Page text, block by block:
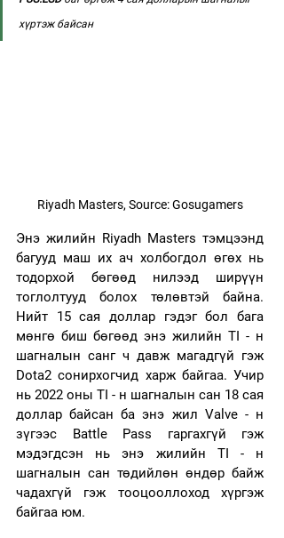
хүртэж байсан
Riyadh Masters, Source: Gosugamers
Энэ жилийн Riyadh Masters тэмцээнд
багууд маш их ач холбогдол өгөх нь
тодорхой бөгөөд нилээд ширүүн
тоглолтууд болох төлөвтэй байна.
Нийт 15 сая доллар гэдэг бол бага
мөнгө биш бөгөөд энэ жилийн TI - н
шагналын санг ч давж магадгүй гэж
Dota2 сонирхогчид харж байгаа. Учир
нь 2022 оны TI - н шагналын сан 18 сая
доллар байсан ба энэ жил Valve - н
зүгээс Battle Pass гаргахгүй гэж
мэдэгдсэн нь энэ жилийн TI - н
шагналын сан төдийлөн өндөр байж
чадахгүй гэж тооцооллоход хүргэж
байгаа юм.